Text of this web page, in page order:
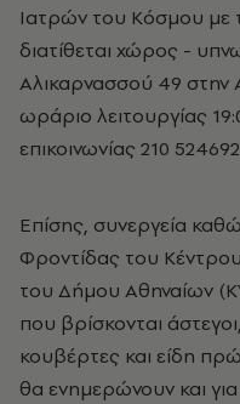
Ιατρών του Κόσμου με
διατίθεται χώρος -
Αλικαρνασσού 49
ωράριο λειτουργίας
επικοινωνίας 210
Επίσης, συνεργεία
Φροντίδας του
του Δήμου Αθηναίων
που βρίσκονται
κουβέρτες και είδη
θα ενημερώνουν και